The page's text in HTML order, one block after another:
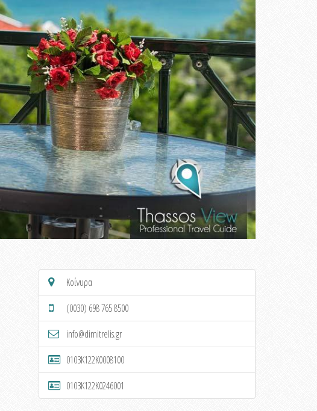
Κοίνυρα
(0030) 698 765 8500
info@dimitrelis.gr
0103K122K0008100
0103K122K0246001